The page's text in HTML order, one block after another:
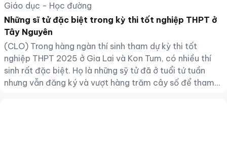
Giáo dục - Học đường
Những sĩ tử đặc biệt trong kỳ thi tốt nghiệp THPT ở
Tây Nguyên
(CLO) Trong hàng ngàn thí sinh tham dự kỳ thi tốt
nghiệp THPT 2025 ở Gia Lai và Kon Tum, có nhiều thí
sinh rất đặc biệt. Họ là những sỹ tử đã ở tuổi tứ tuần
nhưng vẫn đăng ký và vượt hàng trăm cây số để tham